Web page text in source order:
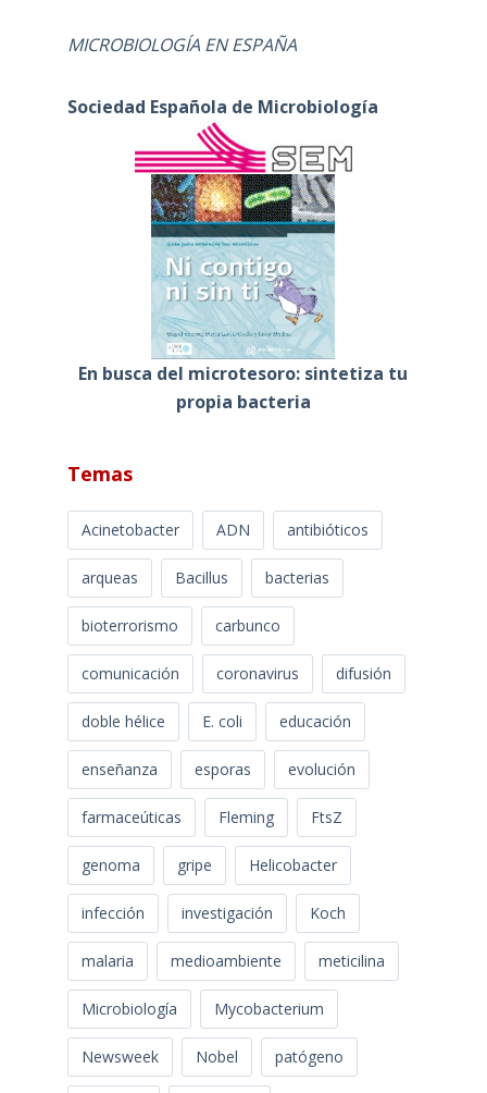
MICROBIOLOGÍA EN ESPAÑA
Sociedad Española de Microbiología
En busca del microtesoro: sintetiza tu
propia bacteria
Temas
Acinetobacter ADN antibióticos
arqueas Bacillus bacterias
bioterrorismo carbunco
comunicación coronavirus difusión
doble hélice E. coli educación
enseñanza esporas evolución
farmaceúticas Fleming FtsZ
genoma gripe Helicobacter
infección investigación Koch
malaria medioambiente meticilina
Microbiología Mycobacterium
Newsweek Nobel patógeno